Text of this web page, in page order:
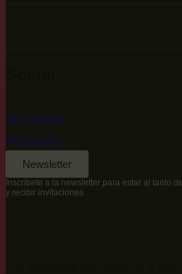
INSTAGRAM
FACEBOOK
Newsletter
Inscríbete a la newsletter para estar al tanto
y recibir invitaciones